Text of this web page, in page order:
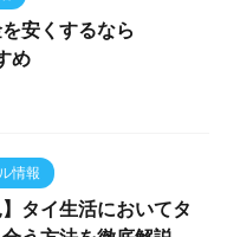
安くするなら
め
情報
】タイ生活においてタ